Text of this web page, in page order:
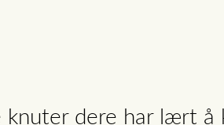
dere har lært